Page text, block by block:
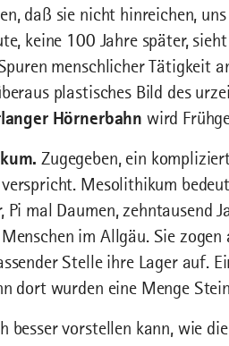
daß sie nicht hinreichen,
keine 100 Jahre später,
menschlicher Tätigkeit
plastisches Bild des
Hörnerbahn wird
Zugegeben, ein
Mesolithikum
Pi mal Daumen, zehntausend
im Allgäu. Sie
Stelle ihre Lager auf.
dort wurden eine Menge
besser vorstellen kann, wie